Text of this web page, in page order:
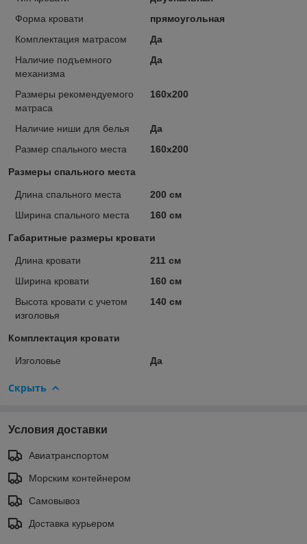
Форма кровати
прямоугольная
Комплектация матрасом
Да
Наличие подъемного
механизма
Да
Размеры рекомендуемого
матраса
160х200
Наличие ниши для белья
Да
Размер спального места
160х200
Размеры спального места
Длина спального места
200 см
Ширина спального места
160 см
Габаритные размеры кровати
Длина кровати
211 см
Ширина кровати
160 см
Высота кровати с учетом
изголовья
140 см
Комплектация кровати
Изголовье Да
Скрыть
Условия доставки
Авиатранспортом
Морским контейнером
Самовывоз
Доставка курьером